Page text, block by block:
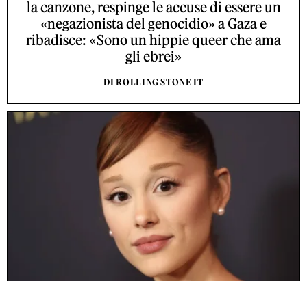
la canzone, respinge le accuse di essere un
«negazionista del genocidio» a Gaza e
ribadisce: «Sono un hippie queer che ama
gli ebrei»
DI ROLLING STONE IT